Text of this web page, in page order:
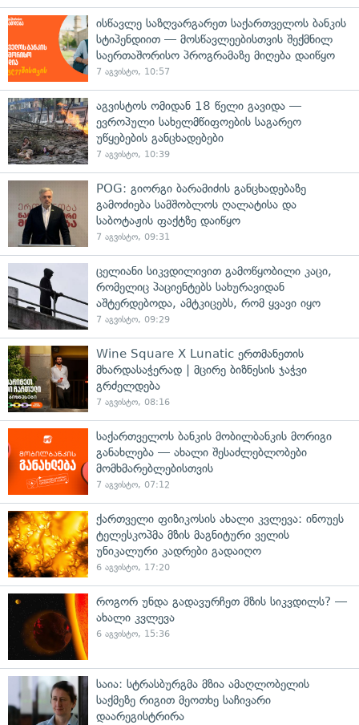
ისწავლე საზღვარგარეთ საქართველოს ბანკის
სტიპენდიით — მოსწავლეებისთვის შექმნილ
საერთაშორისო პროგრამაზე მიღება დაიწყო
7 აგვისტო, 10:57
აგვისტოს ომიდან 18 წელი გავიდა —
ევროპული სახელმწიფოების საგარეო
უწყებების განცხადებები
7 აგვისტო, 10:39
POG: გიორგი ბარამიძის განცხადებაზე
გამოძიება სამშობლოს ღალატისა და
საბოტაჟის ფაქტზე დაიწყო
7 აგვისტო, 09:31
ცელიანი სიკვდილივით გამოწყობილი კაცი,
რომელიც პაციენტებს სახურავიდან
აშტერდებოდა, ამტკიცებს, რომ ყვავი იყო
7 აგვისტო, 09:29
Wine Square X Lunatic ერთმანეთის
მხარდასაჭერად | მცირე ბიზნესის ჯაჭვი
გრძელდება
7 აგვისტო, 08:16
საქართველოს ბანკის მობილბანკის მორიგი
განახლება — ახალი შესაძლებლობები
მომხმარებლებისთვის
7 აგვისტო, 07:12
ქართველი ფიზიკოსის ახალი კვლევა: ინოუეს
ტელესკოპმა მზის მაგნიტური ველის
უნიკალური კადრები გადაიღო
6 აგვისტო, 17:20
როგორ უნდა გადავურჩეთ მზის სიკვდილს? —
ახალი კვლევა
6 აგვისტო, 15:36
საია: სტრასბურგმა მზია ამაღლობელის
საქმეზე რიგით მეოთხე საჩივარი
დაარეგისტრირა